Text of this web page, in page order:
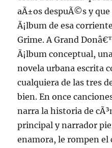
aÃ±os despuÃ©s y
Ã¡lbum de esa
Grime. A Grand
Ã¡lbum conceptual,
novela urbana escrita
cualquiera de las tres
bien. En once
narra la historia de
principal y narrador
enamora, le rompen el